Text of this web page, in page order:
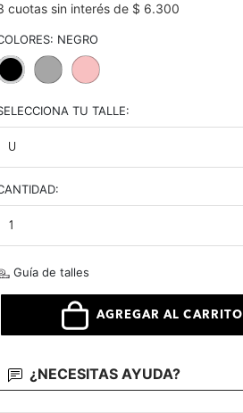
cuotas sin interés de $ 6.300
NEGRO
TU TALLE:
Guía de talles
AGREGAR AL CARRITO
¿NECESITAS AYUDA?